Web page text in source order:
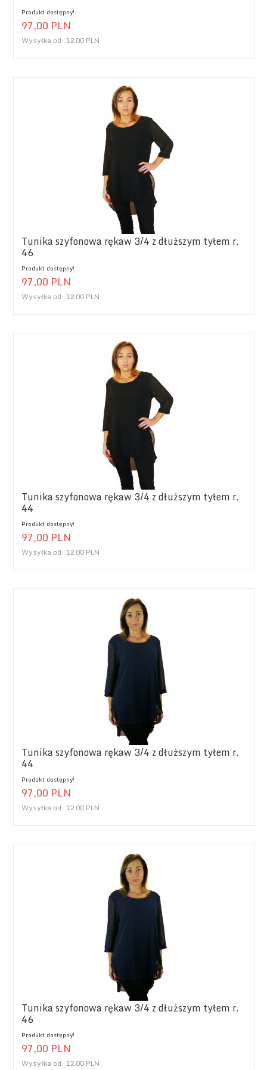
Produkt dostępny!
97,00 PLN
Wysyłka od: 12.00 PLN
Tunika szyfonowa rękaw 3/4 z dłuższym tyłem r.
46
Produkt dostępny!
97,00 PLN
Wysyłka od: 12.00 PLN
Tunika szyfonowa rękaw 3/4 z dłuższym tyłem r.
44
Produkt dostępny!
97,00 PLN
Wysyłka od: 12.00 PLN
Tunika szyfonowa rękaw 3/4 z dłuższym tyłem r.
44
Produkt dostępny!
97,00 PLN
Wysyłka od: 12.00 PLN
Tunika szyfonowa rękaw 3/4 z dłuższym tyłem r.
46
Produkt dostępny!
97,00 PLN
Wysyłka od: 12.00 PLN